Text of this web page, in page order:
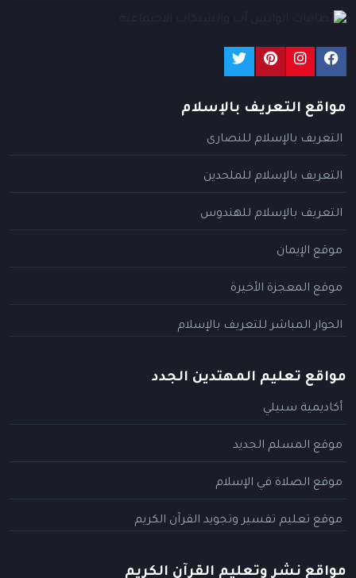
مواقع التعريف بالإسلام
التعريف بالإسلام للنصارى
التعريف بالإسلام للملحدين
التعريف بالإسلام للهندوس
موقع الإيمان
موقع المعجزة الأخيرة
الحوار المباشر للتعريف بالإسلام
مواقع تعليم المهتدين الجدد
أكاديمية سبيلي
موقع المسلم الجديد
موقع الصلاة في الإسلام
موقع تعليم تفسير وتجويد القرآن الكريم
مواقع نشر وتعليم القرآن الكريم